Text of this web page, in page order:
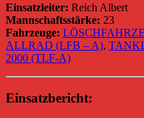
Einsatzleiter: Reich Albert
Mannschaftsstärke: 23
Fahrzeuge:
ALLRAD (LFB – A),
2000 (TLF-A)
Einsatzbericht: